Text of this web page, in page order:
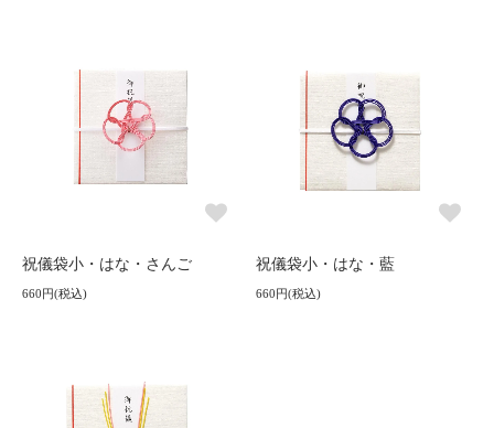
祝儀袋小・はな・さんご
660円(税込)
祝儀袋小・はな・藍
660円(税込)